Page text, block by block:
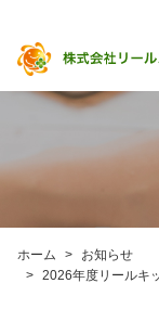
ホーム
お知らせ
2026年度リールキ